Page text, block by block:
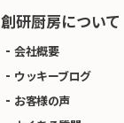
創研厨房について
会社概要
ウッキーブログ
お客様の声